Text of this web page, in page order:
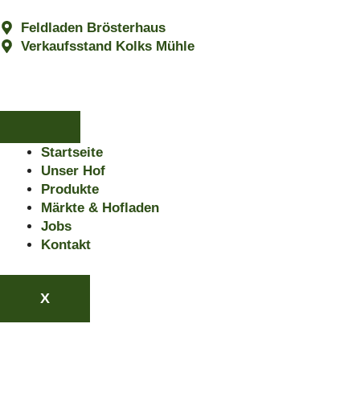
Inhalt
springen
Feldladen Brösterhaus
Verkaufsstand Kolks Mühle
Startseite
Unser Hof
Produkte
Märkte & Hofladen
Jobs
Kontakt
X